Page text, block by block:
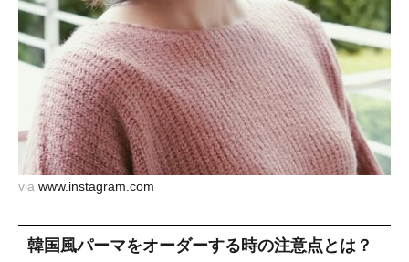
via www.instagram.com
韓国風パーマをオーダーする時の注意点とは？